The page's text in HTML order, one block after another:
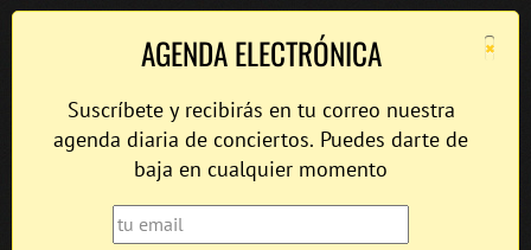
×
AGENDA ELECTRÓNICA
Suscríbete y recibirás en tu correo nuestra
agenda diaria de conciertos. Puedes darte de
baja en cualquier momento